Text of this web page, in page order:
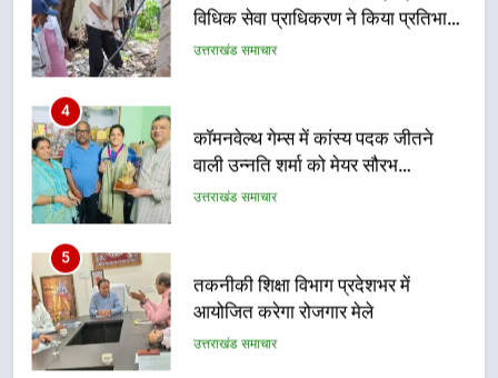
विधिक सेवा प्राधिकरण ने किया प्रतिभाग,
100 से अधिक लोग बने इस अभियान का
उत्तराखंड समाचार
4
कॉमनवेल्थ गेम्स में कांस्य पदक जीतने
वाली उन्नति शर्मा को मेयर सौरभ
थपलियाल ने किया सम्मानित
उत्तराखंड समाचार
5
तकनीकी शिक्षा विभाग प्रदेशभर में
आयोजित करेगा रोजगार मेले
उत्तराखंड समाचार